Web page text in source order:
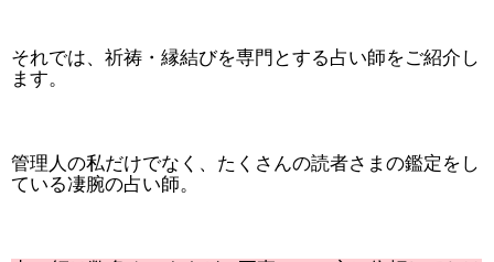
それでは、祈祷・縁結びを専門とする占い師をご紹介し
ます。
管理人の私だけでなく、たくさんの読者さまの鑑定をし
ている凄腕の占い師。